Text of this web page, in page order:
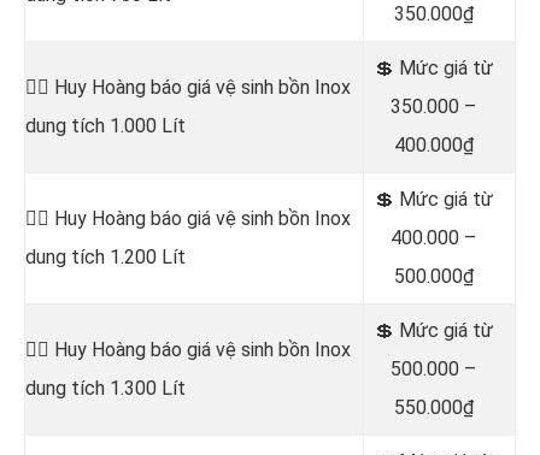
350.000₫
👷‍♂️ Huy Hoàng báo giá vệ sinh bồn Inox
dung tích 1.000 Lít
💲 Mức giá từ
350.000 –
400.000₫
👷‍♂️ Huy Hoàng báo giá vệ sinh bồn Inox
dung tích 1.200 Lít
💲 Mức giá từ
400.000 –
500.000₫
👷‍♂️ Huy Hoàng báo giá vệ sinh bồn Inox
dung tích 1.300 Lít
💲 Mức giá từ
500.000 –
550.000₫